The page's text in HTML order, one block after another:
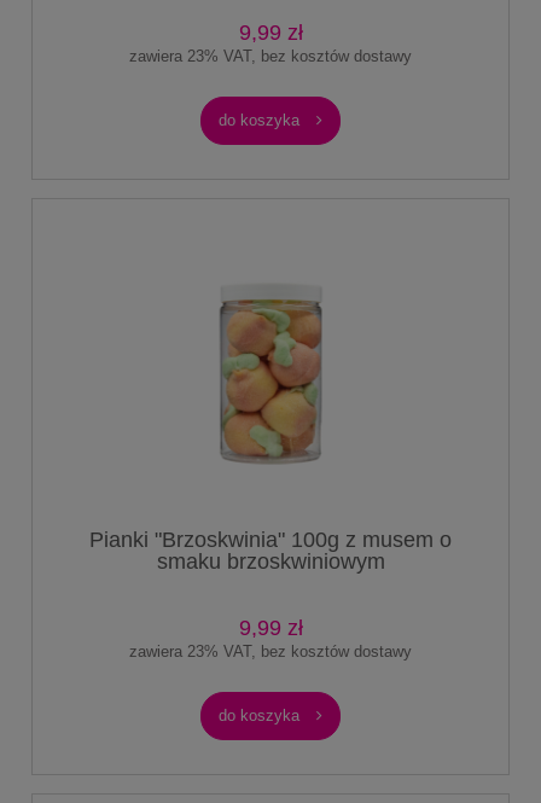
9,99 zł
zawiera 23% VAT, bez kosztów dostawy
do koszyka
Pianki "Brzoskwinia" 100g z musem o
smaku brzoskwiniowym
9,99 zł
zawiera 23% VAT, bez kosztów dostawy
do koszyka